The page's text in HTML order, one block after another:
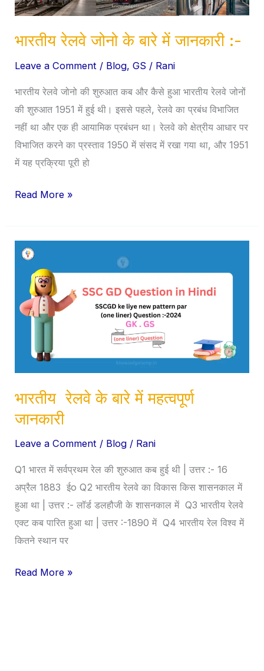
भारतीय रेलवे जोनो के बारे में जानकारी :-
Leave a Comment / Blog,GS / Rani
भारतीय रेलवे जोनो की शुरुआत कब और कैसे हुआ भारतीय रेलवे जोनों
की शुरुआत 1951 में हुई थी। इससे पहले, रेलवे का प्रबंध विभाजित
नहीं था और एक ही आयामिक प्रबंधन था। रेलवे को क्षेत्रीय आधार पर
विभाजित करने का प्रस्ताव 1950 में संसद में रखा गया था, और 1951
में यह प्रक्रिया पूरी हो
:-
Read More »
भारतीय रेलवे के बारे में महत्वपूर्ण
जानकारी
Leave a Comment / Blog / Rani
Q1 भारत में सर्वप्रथम रेल की शुरुआत कब हुई थी | उत्तर :- 16
अप्रैल 1883 ईo Q2 भारतीय रेलवे का विकास किस शासनकाल में
हुआ था | उत्तर :- लॉर्ड डलहौजी के शासनकाल में Q3 भारतीय रेलवे
एक्ट कब पारित हुआ था | उत्तर :-1890 में Q4 भारतीय रेल विश्व में
कितने स्थान पर
भारतीय
बारे
जानकारी
Read More »